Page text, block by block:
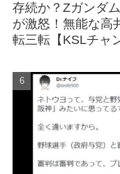
存続か？Zガンダ
が激怒！無能な高
転三転【KSLチャ